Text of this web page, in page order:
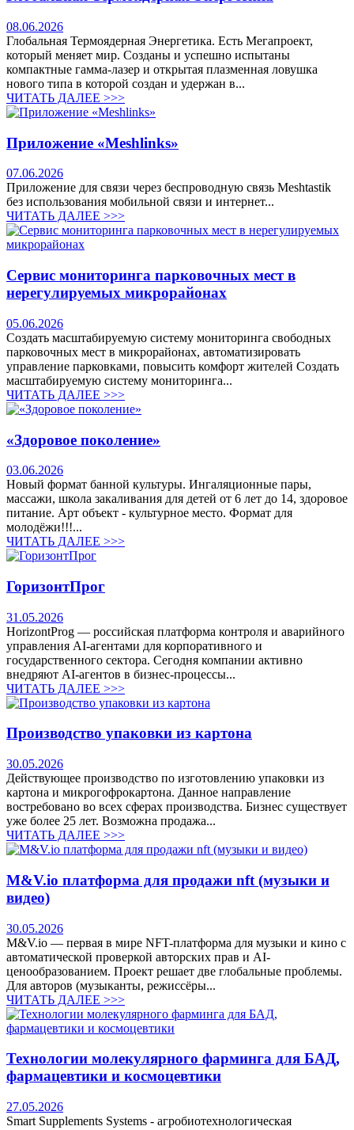
08.06.2026
Глобальная Термоядерная Энергетика. Есть Мегапроект,
который меняет мир. Созданы и успешно испытаны
компактные гамма-лазер и открытая плазменная ловушка
нового типа в которой создан и удержан в...
ЧИТАТЬ ДАЛЕЕ >>>
Приложение «Meshlinks»
07.06.2026
Приложение для связи через беспроводную связь Meshtastik
без использования мобильной связи и интернет...
ЧИТАТЬ ДАЛЕЕ >>>
Сервис мониторинга парковочных мест в
нерегулируемых микрорайонах
05.06.2026
Создать масштабируемую систему мониторинга свободных
парковочных мест в микрорайонах, автоматизировать
управление парковками, повысить комфорт жителей Создать
масштабируемую систему мониторинга...
ЧИТАТЬ ДАЛЕЕ >>>
«Здоровое поколение»
03.06.2026
Новый формат банной культуры. Ингаляционные пары,
массажи, школа закаливания для детей от 6 лет до 14, здоровое
питание. Арт объект - культурное место. Формат для
молодёжи!!!...
ЧИТАТЬ ДАЛЕЕ >>>
ГоризонтПрог
31.05.2026
HorizontProg — российская платформа контроля и аварийного
управления AI-агентами для корпоративного и
государственного сектора. Сегодня компании активно
внедряют AI-агентов в бизнес-процессы...
ЧИТАТЬ ДАЛЕЕ >>>
Производство упаковки из картона
30.05.2026
Действующее производство по изготовлению упаковки из
картона и микрогофрокартона. Данное направление
востребовано во всех сферах производства. Бизнес существует
уже более 25 лет. Возможна продажа...
ЧИТАТЬ ДАЛЕЕ >>>
M&V.io платформа для продажи nft (музыки и
видео)
30.05.2026
M&V.io — первая в мире NFT-платформа для музыки и кино с
автоматической проверкой авторских прав и AI-
ценообразованием. Проект решает две глобальные проблемы.
Для авторов (музыканты, режиссёры...
ЧИТАТЬ ДАЛЕЕ >>>
Технологии молекулярного фарминга для БАД,
фармацевтики и космоцевтики
27.05.2026
Smart Supplements Systems - агробиотехнологическая